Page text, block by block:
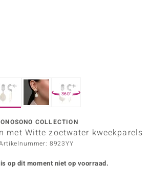
360°
COLLECTION
met Witte zoetwater kweekparels
8923YY
op dit moment niet op voorraad.